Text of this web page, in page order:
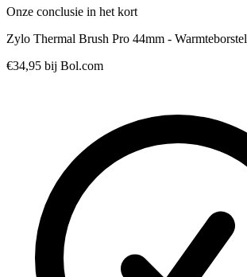
Onze conclusie in het kort
Zylo Thermal Brush Pro 44mm - Warmteborstel
€34,95 bij Bol.com